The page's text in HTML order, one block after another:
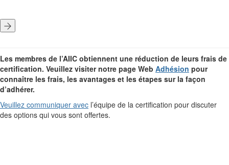
Les membres de l’AIIC obtiennent une réduction de leurs frais de
certification. Veuillez visiter notre page Web Adhésion pour
connaître les frais, les avantages et les étapes sur la façon
d’adhérer.
Veuillez communiquer avec l’équipe de la certification pour discuter
des options qui vous sont offertes.